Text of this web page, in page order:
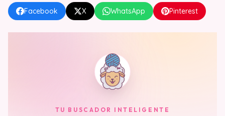
Facebook X WhatsApp Pinterest
TU BUSCADOR INTELIGENTE